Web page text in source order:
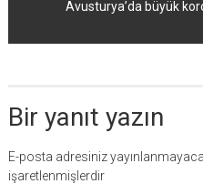
Avusturya’da büyük
Bir yanıt yazın
E-posta adresiniz
işaretlenmişlerdir